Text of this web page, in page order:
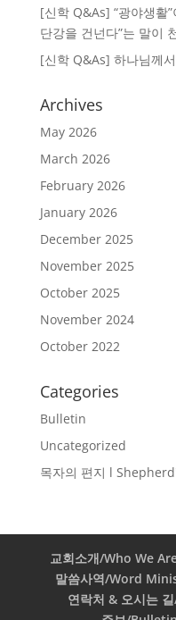
[신학 Q&As] “광야생활
단강을 건넌다”는 말이
[신학 Q&As] 하나님께
Archives
May 2026
March 2026
February 2026
January 2026
December 2025
November 2025
October 2025
November 2024
October 2022
Categories
Bulletin
Uncategorized
목자의 편지 l
교회소개/Who We
말씀사역/Word
연락처 & 오시는